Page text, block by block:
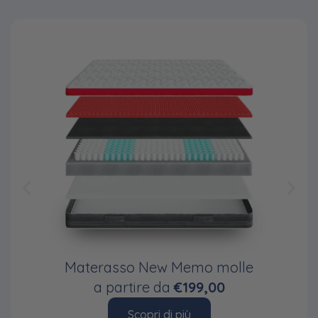
Materasso New Memo molle
a partire da€199,00
Scopri di più